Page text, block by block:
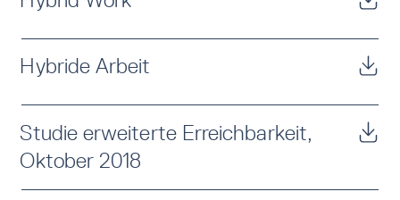
Hybride Arbeit
Studie erweiterte Erreichbarkeit,
Oktober 2018